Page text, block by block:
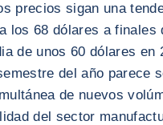
precios sigan una
los 68 dólares a finales
de unos 60 dólares en
del año parece
de nuevos
del sector